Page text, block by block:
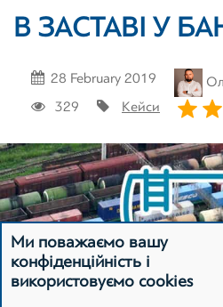
В ЗАСТАВІ У
28 February 2019
329
Кейси
Ми поважаємо вашу
конфіденційність і
використовуємо cookies
Email*